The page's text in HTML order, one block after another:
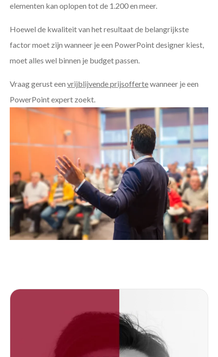
elementen kan oplopen tot de 1.200 en meer.
Hoewel de kwaliteit van het resultaat de belangrijkste
factor moet zijn wanneer je een PowerPoint designer kiest,
moet alles wel binnen je budget passen.
Vraag gerust een vrijblijvende prijsoffertewanneer je een
PowerPoint expert zoekt.